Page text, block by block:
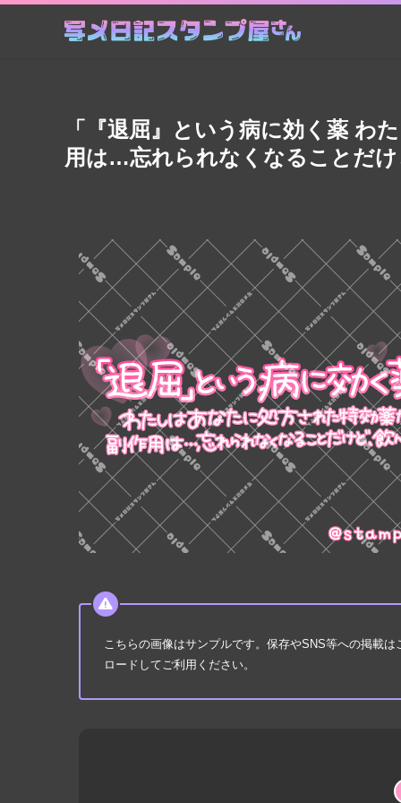
「『退屈』という病に効く薬 わ
用は…忘れられなくなることだ
こちらの画像はサンプルです。保存やSNS等への掲載
ロードしてご利用ください。